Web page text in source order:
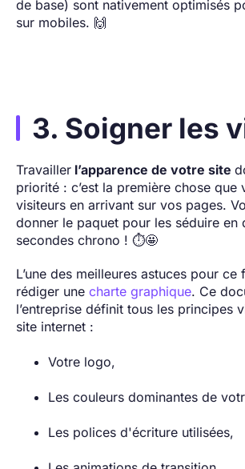
de base) sont nativement optimisés
sur mobiles. 🙌
3. Soigner les
Travailler l’apparence de votre site
priorité : c’est la première chose que
visiteurs en arrivant sur vos pages.
donner le paquet pour les séduire en
secondes chrono ! ⏱️🤩
L’une des meilleures astuces pour ce
rédiger une charte graphique. Ce
l’entreprise définit tous les principes
site internet :
Votre logo,
Les couleurs dominantes de
Les polices d'écriture utilisées,